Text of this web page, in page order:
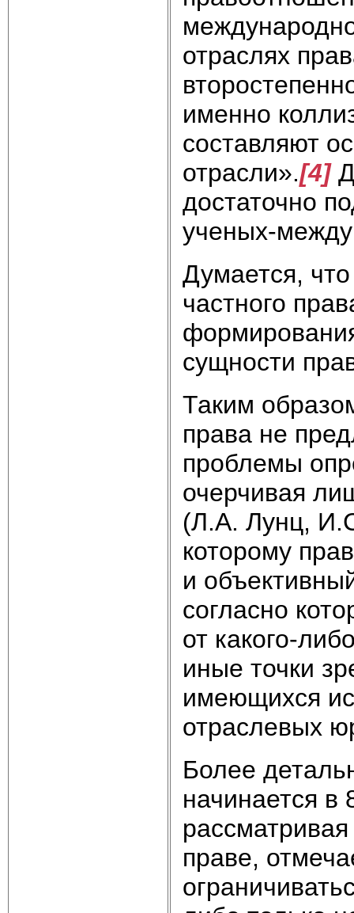
отраслях
именно
составляют
отрасли».[4]
достаточно
ученых-
Думается,
частного
сущности
Таким
права не
проблемы
очерчивая
(Л.А. Лунц,
которому
и
согласно
от какого-
иные точки
имеющихся
отраслевых
Более
начинается в
праве,